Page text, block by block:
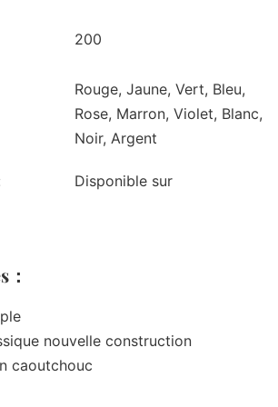
200
Rouge, Jaune, Vert, Bleu,
Rose, Marron, Violet, Blanc,
Noir, Argent
Disponible sur
nouvelle construction
caoutchouc